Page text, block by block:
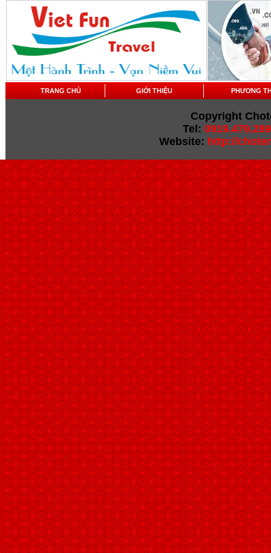
TRANG CHỦ GIỚI THIỆU PHƯƠNG
Copyright
Tel: 0919.479.289
Website: http://